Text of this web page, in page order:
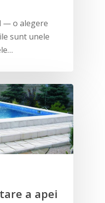
— o alegere
sunt unele
a apei